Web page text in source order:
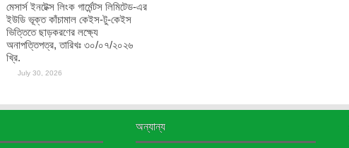
মেসার্স ইনটেক্স লিংক গার্মেন্টস লিমিটেড-এর
ইউডি ভূক্ত কাঁচামাল কেইস-টু-কেইস
ভিত্তিতে ছাড়করণের লক্ষ্যে
অনাপত্তিপত্র, তারিখঃ ৩০/০৭/২০২৬
খ্রি.
July 30, 2026
অন্যান্য